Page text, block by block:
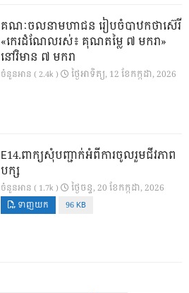
គណៈចលនាមហាជន រៀបចំបាឋកថាស៊េរី
«កេរដំណែលរស់៖ គុណតម្លៃ ៧ មករា»
នៅវិមាន ៧ មករា
ចំនួនអាន ( 2.4k ) ថ្ងៃ​អាទិត្យ, 12 ខែ​កក្កដា, 2026
E14.ពាក្យសុំបញ្ជាក់អំពីការចូលរួមជីវភាព
បក្ស
ចំនួនអាន ( 1.7k ) ថ្ងៃ​ចន្ទ, 20 ខែ​កក្កដា, 2026
ទាញយក 96 KB